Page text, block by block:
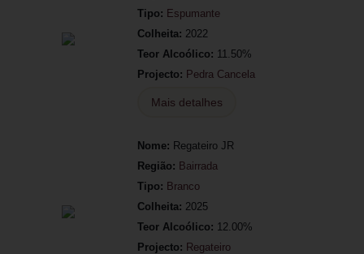
Tipo: Espumante
Colheita: 2022
Teor Alcoólico: 11.50%
Projecto: Pedra Cancela
Mais detalhes
Nome: Regateiro JR
Região: Bairrada
Tipo: Branco
Colheita: 2025
Teor Alcoólico: 12.00%
Projecto: Regateiro